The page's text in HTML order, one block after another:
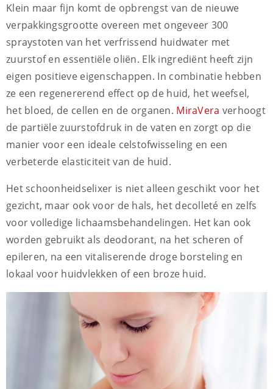
Klein maar fijn komt de opbrengst van de nieuwe
verpakkingsgrootte overeen met ongeveer 300
spraystoten van het verfrissend huidwater met
zuurstof en essentiële oliën. Elk ingrediënt heeft zijn
eigen positieve eigenschappen. In combinatie hebben
ze een regenererend effect op de huid, het weefsel,
het bloed, de cellen en de organen. MiraVera verhoogt
de partiële zuurstofdruk in de vaten en zorgt op die
manier voor een ideale celstofwisseling en een
verbeterde elasticiteit van de huid.
Het schoonheidselixer is niet alleen geschikt voor het
gezicht, maar ook voor de hals, het decolleté en zelfs
voor volledige lichaamsbehandelingen. Het kan ook
worden gebruikt als deodorant, na het scheren of
epileren, na een vitaliserende droge borsteling en
lokaal voor huidvlekken of een broze huid.